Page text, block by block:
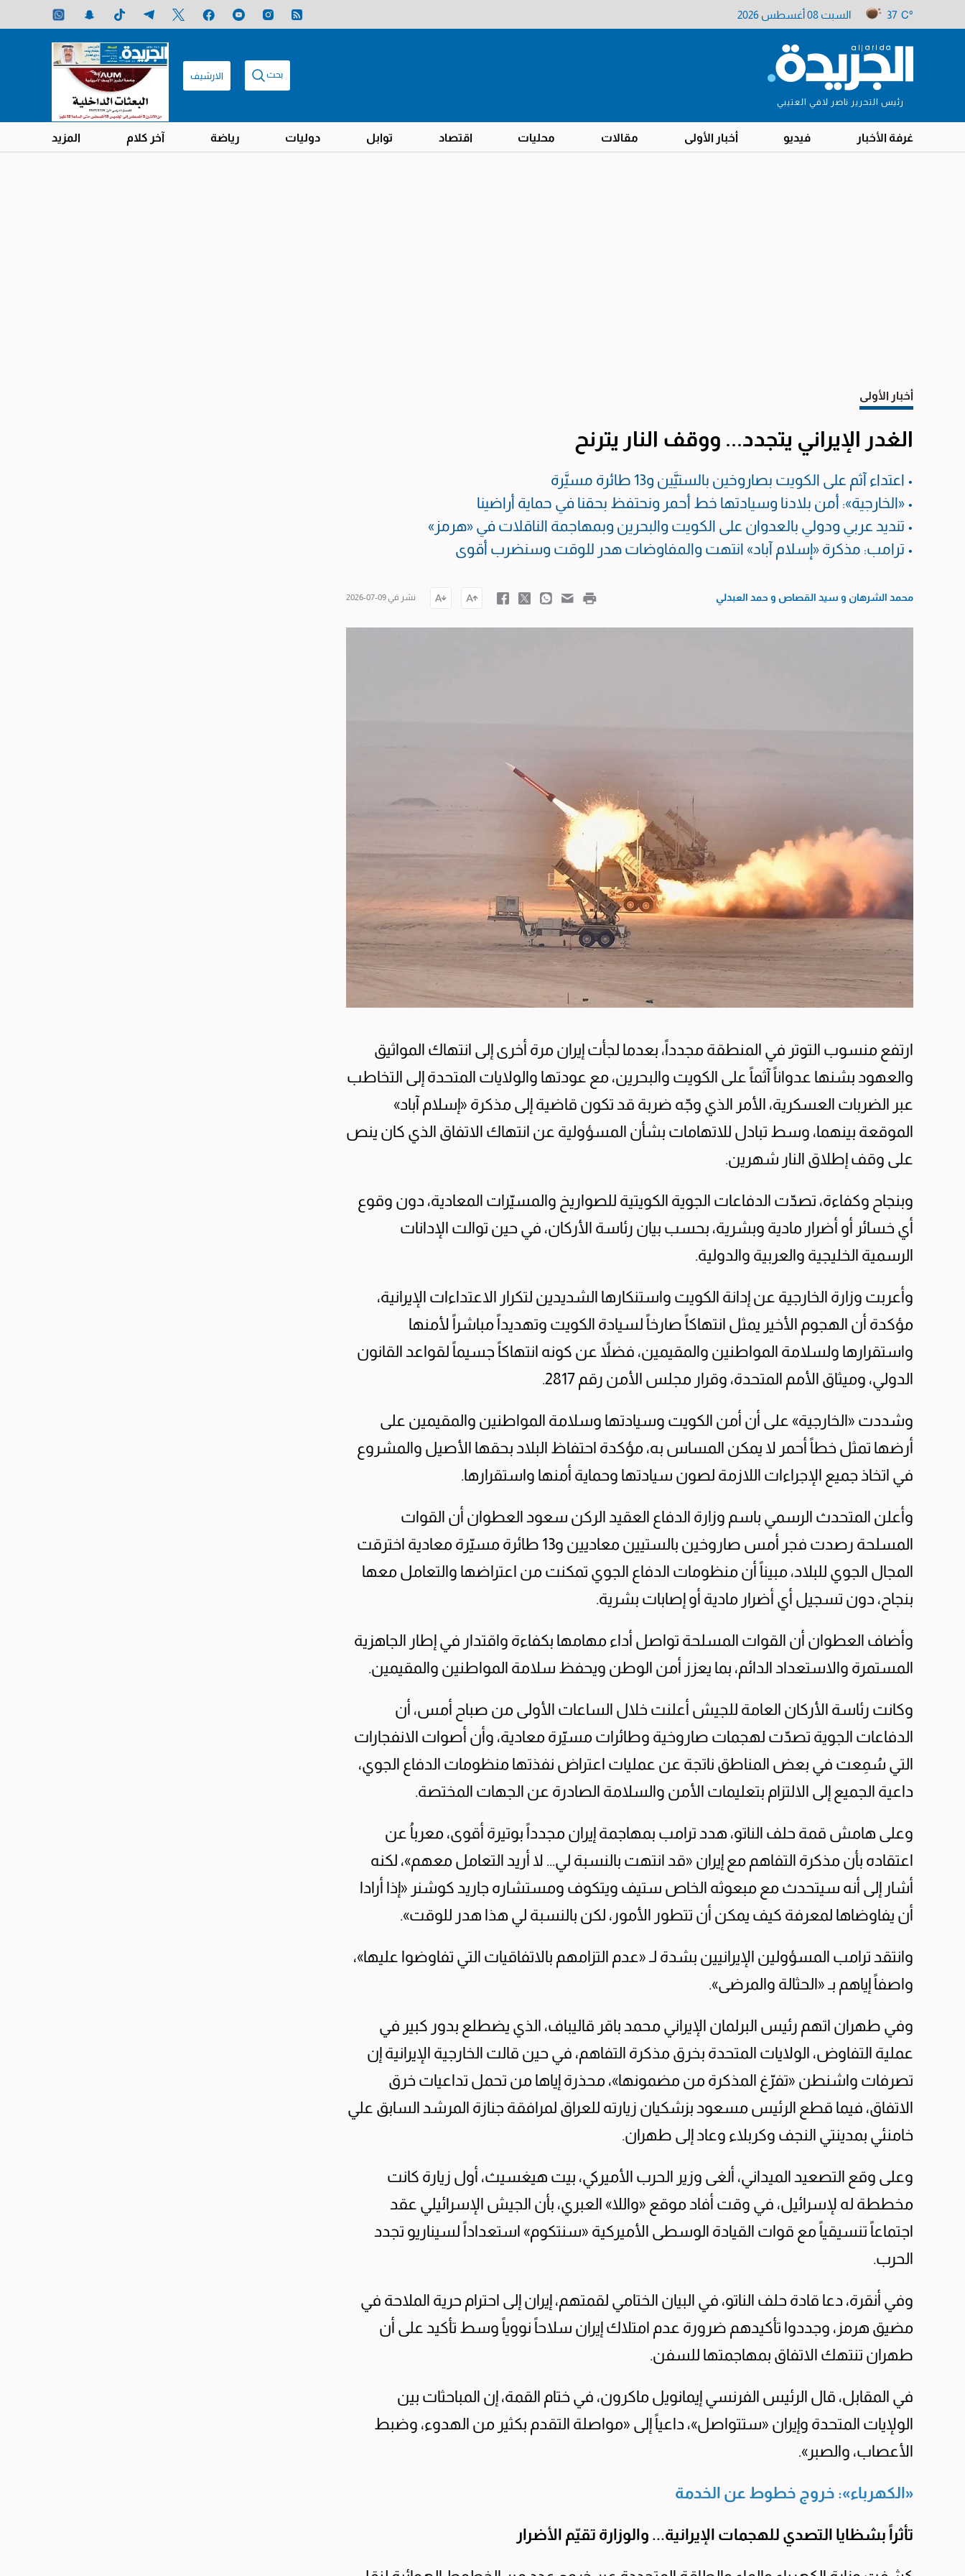
37 C° السبت 08 أغسطس 2026
رئيس التحرير ناصر لافي العتيبي
بحث الارشيف
غرفة الأخبار فيديو أخبار الأولى مقالات محليات اقتصاد توابل دوليات رياضة آخر كلام المزيد
أخبار الأولى
الغدر الإيراني يتجدد... ووقف النار يترنح
• اعتداء آثم على الكويت بصاروخين بالستيَّين و13 طائرة مسيَّرة
• «الخارجية»: أمن بلادنا وسيادتها خط أحمر ونحتفظ بحقنا في حماية أراضينا
• تنديد عربي ودولي بالعدوان على الكويت والبحرين وبمهاجمة الناقلات في «هرمز»
• ترامب: مذكرة «إسلام آباد» انتهت والمفاوضات هدر للوقت وسنضرب أقوى
محمد الشرهان و سيد القصاص و حمد العبدلي نشر في 09-07-2026
ارتفع منسوب التوتر في المنطقة مجدداً، بعدما لجأت إيران مرة أخرى إلى انتهاك المواثيق
والعهود بشنها عدواناً آثماً على الكويت والبحرين، مع عودتها والولايات المتحدة إلى التخاطب
عبر الضربات العسكرية، الأمر الذي وجّه ضربة قد تكون قاضية إلى مذكرة «إسلام آباد»
الموقعة بينهما، وسط تبادل للاتهامات بشأن المسؤولية عن انتهاك الاتفاق الذي كان ينص
على وقف إطلاق النار شهرين.
وبنجاح وكفاءة، تصدّت الدفاعات الجوية الكويتية للصواريخ والمسيّرات المعادية، دون وقوع
أي خسائر أو أضرار مادية وبشرية، بحسب بيان رئاسة الأركان، في حين توالت الإدانات
الرسمية الخليجية والعربية والدولية.
وأعربت وزارة الخارجية عن إدانة الكويت واستنكارها الشديدين لتكرار الاعتداءات الإيرانية،
مؤكدة أن الهجوم الأخير يمثل انتهاكاً صارخاً لسيادة الكويت وتهديداً مباشراً لأمنها
واستقرارها ولسلامة المواطنين والمقيمين، فضلاً عن كونه انتهاكاً جسيماً لقواعد القانون
الدولي، وميثاق الأمم المتحدة، وقرار مجلس الأمن رقم 2817.
وشددت «الخارجية» على أن أمن الكويت وسيادتها وسلامة المواطنين والمقيمين على
أرضها تمثل خطاً أحمر لا يمكن المساس به، مؤكدة احتفاظ البلاد بحقها الأصيل والمشروع
في اتخاذ جميع الإجراءات اللازمة لصون سيادتها وحماية أمنها واستقرارها.
وأعلن المتحدث الرسمي باسم وزارة الدفاع العقيد الركن سعود العطوان أن القوات
المسلحة رصدت فجر أمس صاروخين بالستيين معاديين و13 طائرة مسيّرة معادية اخترقت
المجال الجوي للبلاد، مبيناً أن منظومات الدفاع الجوي تمكنت من اعتراضها والتعامل معها
بنجاح، دون تسجيل أي أضرار مادية أو إصابات بشرية.
وأضاف العطوان أن القوات المسلحة تواصل أداء مهامها بكفاءة واقتدار في إطار الجاهزية
المستمرة والاستعداد الدائم، بما يعزز أمن الوطن ويحفظ سلامة المواطنين والمقيمين.
وكانت رئاسة الأركان العامة للجيش أعلنت خلال الساعات الأولى من صباح أمس، أن
الدفاعات الجوية تصدّت لهجمات صاروخية وطائرات مسيّرة معادية، وأن أصوات الانفجارات
التي سُمِعت في بعض المناطق ناتجة عن عمليات اعتراض نفذتها منظومات الدفاع الجوي،
داعية الجميع إلى الالتزام بتعليمات الأمن والسلامة الصادرة عن الجهات المختصة.
وعلى هامش قمة حلف الناتو، هدد ترامب بمهاجمة إيران مجدداً بوتيرة أقوى، معرباُ عن
اعتقاده بأن مذكرة التفاهم مع إيران «قد انتهت بالنسبة لي... لا أريد التعامل معهم»، لكنه
أشار إلى أنه سيتحدث مع مبعوثه الخاص ستيف ويتكوف ومستشاره جاريد كوشنر «إذا أرادا
أن يفاوضاها لمعرفة كيف يمكن أن تتطور الأمور، لكن بالنسبة لي هذا هدر للوقت».
وانتقد ترامب المسؤولين ‌الإيرانيين بشدة لـ «عدم التزامهم بالاتفاقيات التي تفاوضوا عليها»،
واصفاً إياهم بـ «الحثالة والمرضى».
وفي طهران اتهم رئيس البرلمان الإيراني محمد باقر قاليباف، الذي يضطلع بدور كبير في
عملية التفاوض، الولايات المتحدة بخرق مذكرة التفاهم، في حين قالت الخارجية الإيرانية إن
تصرفات واشنطن «تفرّغ المذكرة من مضمونها»، محذرة إياها من تحمل تداعيات خرق
الاتفاق، فيما قطع الرئيس مسعود بزشكيان زيارته للعراق لمرافقة جنازة المرشد السابق علي
خامنئي بمدينتي النجف وكربلاء وعاد إلى طهران.
وعلى وقع التصعيد الميداني، ألغى وزير الحرب الأميركي، بيت هيغسيث، أول زيارة كانت
مخططة له لإسرائيل، في وقت أفاد موقع «واللا» العبري، بأن الجيش الإسرائيلي عقد
اجتماعاً تنسيقياً مع قوات القيادة الوسطى الأميركية «سنتكوم» استعداداً لسيناريو تجدد
الحرب.
وفي أنقرة، دعا قادة حلف الناتو، في البيان الختامي لقمتهم، إيران إلى احترام حرية الملاحة في
مضيق هرمز، وجددوا تأكيدهم ضرورة عدم امتلاك إيران سلاحاً نووياً وسط تأكيد على أن
طهران تنتهك الاتفاق بمهاجمتها للسفن.
في المقابل، قال الرئيس الفرنسي إيمانويل ماكرون، في ختام القمة، إن المباحثات بين
الولإيات المتحدة وإيران «ستتواصل»، داعياً إلى «مواصلة التقدم بكثير من الهدوء، وضبط
الأعصاب، والصبر».
«الكهرباء»: خروج خطوط عن الخدمة
تأثراً بشظايا التصدي للهجمات الإيرانية... والوزارة تقيّم الأضرار